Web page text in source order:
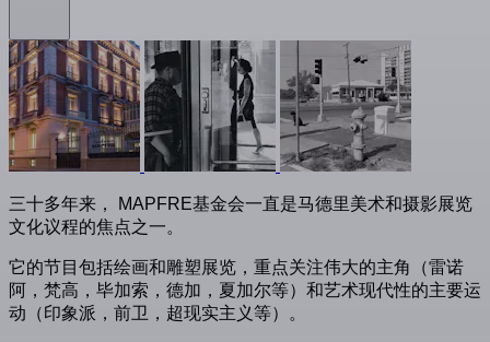
三十多年来， MAPFRE基金会一直是马德里美术和摄影展览
文化议程的焦点之一。
它的节目包括绘画和雕塑展览，重点关注伟大的主角（雷诺
阿，梵高，毕加索，德加，夏加尔等）和艺术现代性的主要运
动（印象派，前卫，超现实主义等）。